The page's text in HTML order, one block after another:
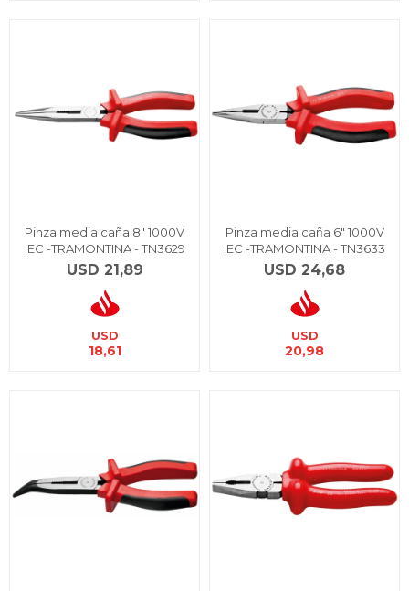
Pinza media caña 8" 1000V
IEC -TRAMONTINA - TN3629
USD 21,89
USD
18,61
Pinza media caña 6" 1000V
IEC -TRAMONTINA - TN3633
USD 24,68
USD
20,98